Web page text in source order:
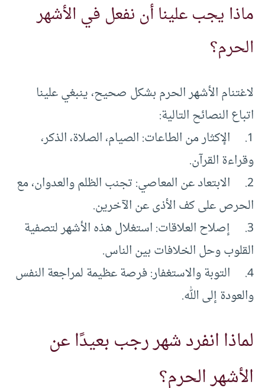
ماذا يجب علينا أن نفعل في الأشهر
الحرم؟
لاغتنام الأشهر الحرم بشكل صحيح، ينبغي علينا
اتباع النصائح التالية:
1. الإكثار من الطاعات: الصيام، الصلاة، الذكر،
وقراءة القرآن.
2. الابتعاد عن المعاصي: تجنب الظلم والعدوان، مع
الحرص على كف الأذى عن الآخرين.
3. إصلاح العلاقات: استغلال هذه الأشهر لتصفية
القلوب وحل الخلافات بين الناس.
4. التوبة والاستغفار: فرصة عظيمة لمراجعة النفس
والعودة إلى الله.
لماذا انفرد شهر رجب بعيدًا عن
الأشهر الحرم؟